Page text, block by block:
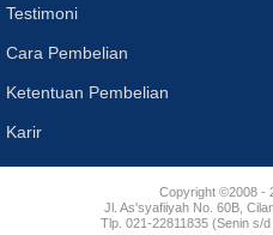
Testimoni
Cara Pembelian
Ketentuan Pembelian
Karir
Copyright ©2008 -
Jl. As'syafiiyah No. 60B,
Tlp. 021-22811835 (Senin s/